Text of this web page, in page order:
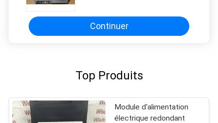
Continuer
Top Produits
Module d'alimentation
électrique redondant